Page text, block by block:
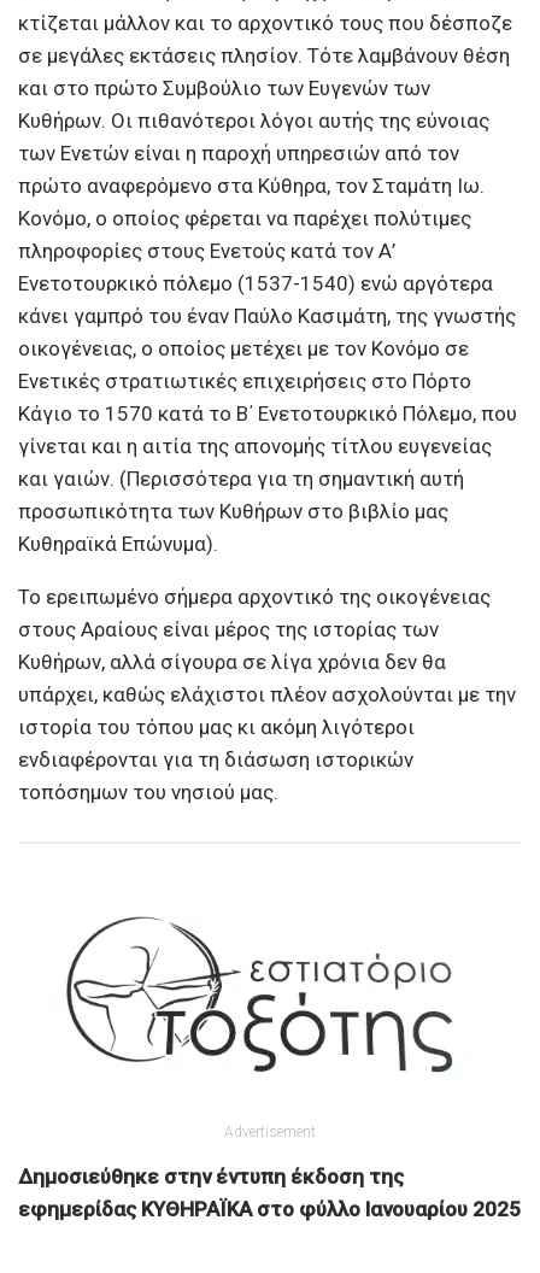
κτίζεται μάλλον και το αρχοντικό τους που δέσποζε
σε μεγάλες εκτάσεις πλησίον. Τότε λαμβάνουν θέση
και στο πρώτο Συμβούλιο των Ευγενών των
Κυθήρων. Οι πιθανότεροι λόγοι αυτής της εύνοιας
των Ενετών είναι η παροχή υπηρεσιών από τον
πρώτο αναφερόμενο στα Κύθηρα, τον Σταμάτη Ιω.
Κονόμο, ο οποίος φέρεται να παρέχει πολύτιμες
πληροφορίες στους Ενετούς κατά τον Α’
Ενετοτουρκικό πόλεμο (1537-1540) ενώ αργότερα
κάνει γαμπρό του έναν Παύλο Κασιμάτη, της γνωστής
οικογένειας, ο οποίος μετέχει με τον Κονόμο σε
Ενετικές στρατιωτικές επιχειρήσεις στο Πόρτο
Κάγιο το 1570 κατά το Β΄ Ενετοτουρκικό Πόλεμο, που
γίνεται και η αιτία της απονομής τίτλου ευγενείας
και γαιών. (Περισσότερα για τη σημαντική αυτή
προσωπικότητα των Κυθήρων στο βιβλίο μας
Κυθηραϊκά Επώνυμα).
Το ερειπωμένο σήμερα αρχοντικό της οικογένειας
στους Αραίους είναι μέρος της ιστορίας των
Κυθήρων, αλλά σίγουρα σε λίγα χρόνια δεν θα
υπάρχει, καθώς ελάχιστοι πλέον ασχολούνται με την
ιστορία του τόπου μας κι ακόμη λιγότεροι
ενδιαφέρονται για τη διάσωση ιστορικών
τοπόσημων του νησιού μας.
Advertisement
Δημοσιεύθηκε στην έντυπη έκδοση της
εφημερίδας ΚΥΘΗΡΑΪΚΑ στο φύλλο Ιανουαρίου 2025